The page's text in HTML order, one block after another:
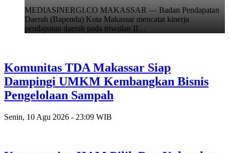
MEDIASINERGI.CO MAKASSAR — Badan Pendapatan
Daerah (Bapenda) Kota Makassar mencatat kinerja
pendapatan daerah pada triwulan II…
Komunitas TDA Makassar Siap
Dampingi UMKM Kembangkan Bisnis
Pengelolaan Sampah
Senin, 10 Agu 2026 - 23:09 WIB